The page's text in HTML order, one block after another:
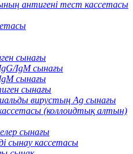
антигені тест кассетасы
сынағы
IgM сынағы
сынағы
сынағы
вирустың Ag сынағы
(коллоидтық алтын)
сынағы
сынау кассетасы